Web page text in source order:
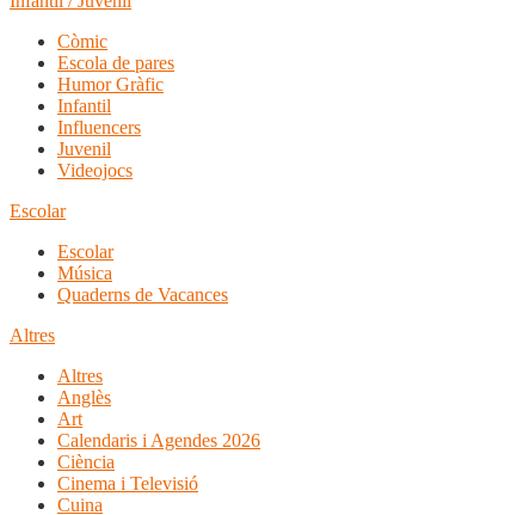
Còmic
Escola de pares
Humor Gràfic
Infantil
Influencers
Juvenil
Videojocs
Escolar
Escolar
Música
Quaderns de Vacances
Altres
Altres
Anglès
Art
Calendaris i Agendes 2026
Ciència
Cinema i Televisió
Cuina